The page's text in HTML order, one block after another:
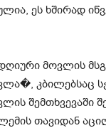
ეს ხშირად
მოვლის
კბილებსაც
შემთხვევაში
თავიდან